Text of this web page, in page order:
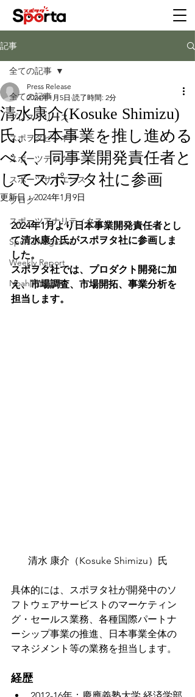
記事
全ての記事
プレスリリース
スポヲタビジネス
スポーツテック
スポーツサイエンス
ブログ
スポーツアナリティクス
Sporta Magazine
Weekly Report
Noah関連記事
全ての記事
清水康介(Kosuke Shimizu)
氏、日本事業を推し進める
べく、同事業開発責任者と
してスポヲタ社に参画
Press Release
2024年1月5日 読了時間: 2分
更新日：2024年1月9日
2024年1月より日本事業開発責任者とし
て清水康介氏がスポヲタ社に参画しま
した。
スポヲタ社では、プロダクト開発に加
え、市場調査、市場開拓、事業分析を
担当します。
清水 康介（Kosuke Shimizu）氏
具体的には、スポヲタ社が開発中のソ
フトウェアサービストのマーケティン
グ・セールス業務、各種国際パートナ
ーシップ事業の推進、日本事業全体の
マネジメント等の業務を担当します。
経歴